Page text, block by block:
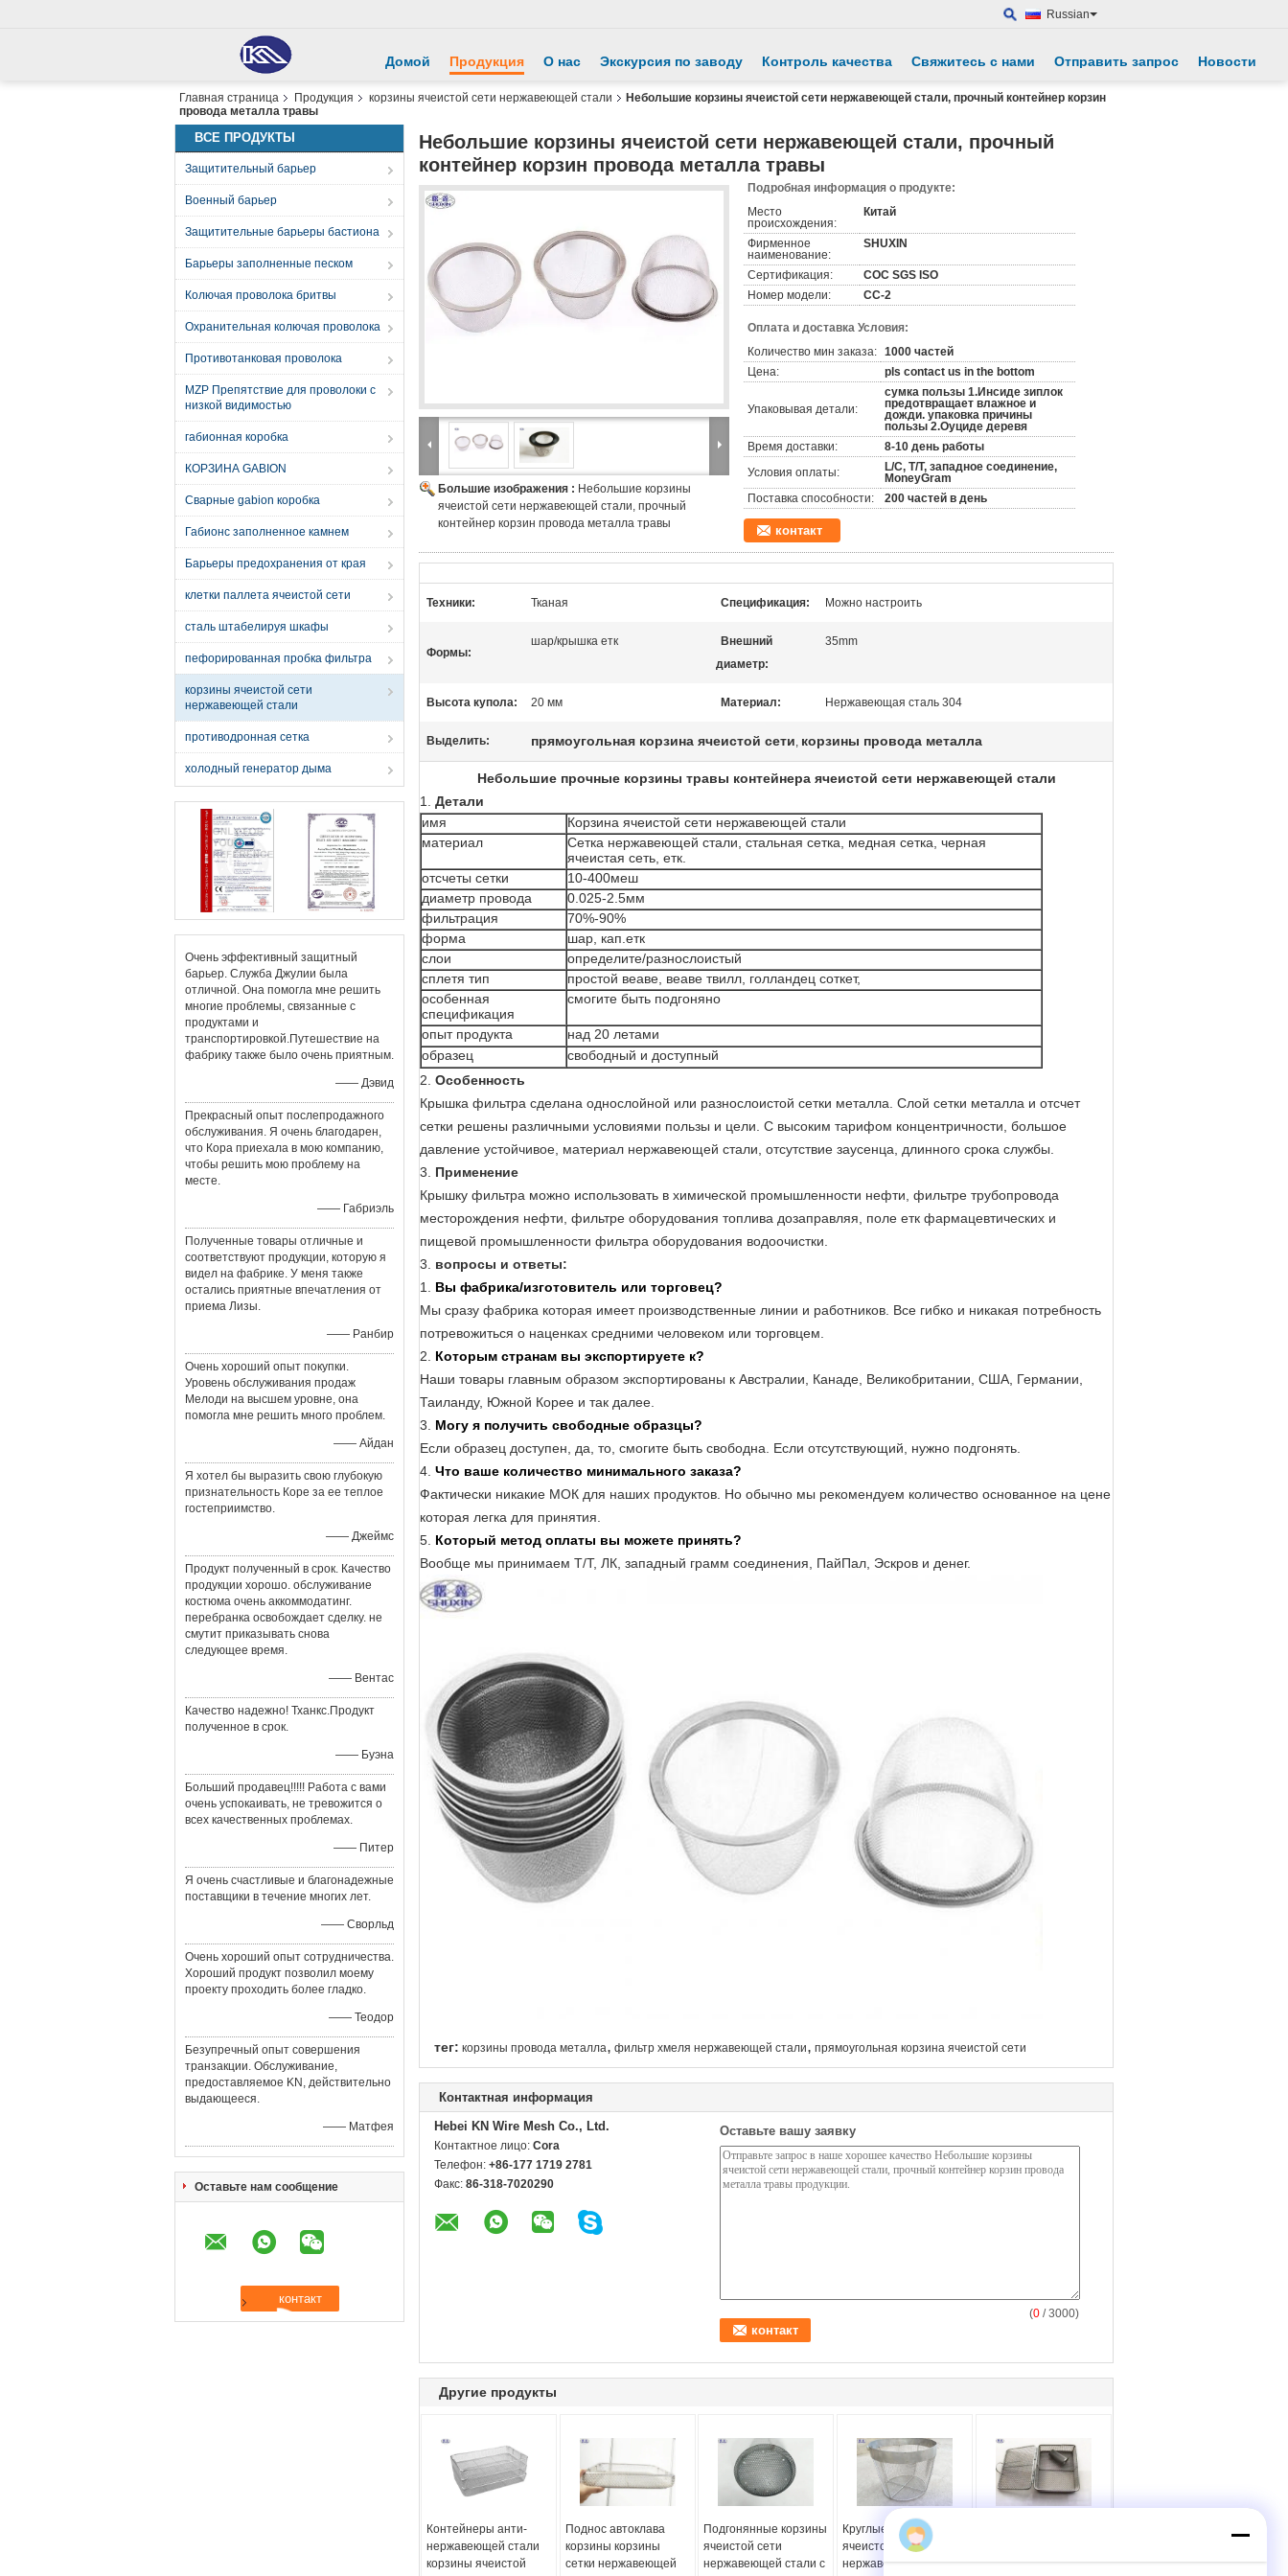
Russian
Домой Продукция О нас Экскурсия по заводу Контроль качества Свяжитесь с нами Отправить запрос Новости
Главная страница Продукция корзины ячеистой сети нержавеющей стали
Небольшие корзины ячеистой сети нержавеющей стали, прочный контейнер корзин
провода металла травы
ВСЕ ПРОДУКТЫ
Защитительный барьер
Военный барьер
Защитительные барьеры бастиона
Барьеры заполненные песком
Колючая проволока бритвы
Охранительная колючая проволока
Противотанковая проволока
MZP Препятствие для проволоки с
низкой видимостью
габионная коробка
КОРЗИНА GABION
Сварные gabion коробка
Габионс заполненное камнем
Барьеры предохранения от края
клетки паллета ячеистой сети
сталь штабелируя шкафы
пефорированная пробка фильтра
корзины ячеистой сети
нержавеющей стали
противодронная сетка
холодный генератор дыма
Очень эффективный защитный
барьер. Служба Джулии была
отличной. Она помогла мне решить
многие проблемы, связанные с
продуктами и
транспортировкой.Путешествие на
фабрику также было очень приятным.
—— Дэвид
Прекрасный опыт послепродажного
обслуживания. Я очень благодарен,
что Кора приехала в мою компанию,
чтобы решить мою проблему на
месте.
—— Габриэль
Полученные товары отличные и
соответствуют продукции, которую я
видел на фабрике. У меня также
остались приятные впечатления от
приема Лизы.
—— Ранбир
Очень хороший опыт покупки.
Уровень обслуживания продаж
Мелоди на высшем уровне, она
помогла мне решить много проблем.
—— Айдан
Я хотел бы выразить свою глубокую
признательность Коре за ее теплое
гостеприимство.
—— Джеймс
Продукт полученный в срок. Качество
продукции хорошо. обслуживание
костюма очень аккоммодатинг.
перебранка освобождает сделку. не
смутит приказывать снова
следующее время.
—— Вентас
Качество надежно! Тханкс.Продукт
полученное в срок.
—— Буэна
Больший продавец!!!!! Работа с вами
очень успокаивать, не тревожится о
всех качественных проблемах.
—— Питер
Я очень счастливые и благонадежные
поставщики в течение многих лет.
—— Сворльд
Очень хороший опыт сотрудничества.
Хороший продукт позволил моему
проекту проходить более гладко.
—— Теодор
Безупречный опыт совершения
транзакции. Обслуживание,
предоставляемое KN, действительно
выдающееся.
—— Матфея
Оставьте нам сообщение
Небольшие корзины ячеистой сети нержавеющей стали, прочный
контейнер корзин провода металла травы
Большие изображения : Небольшие корзины
ячеистой сети нержавеющей стали, прочный
контейнер корзин провода металла травы
Подробная информация о продукте:
Место
происхождения:
Китай
Фирменное
наименование:
SHUXIN
Сертификация:
COC SGS ISO
Номер модели:
СС-2
Оплата и доставка Условия:
Количество мин заказа: 1000 частей
Цена:
pls contact us in the bottom
Упаковывая детали:
сумка пользы 1.Инсиде зиплок
предотвращает влажное и
дожди. упаковка причины
пользы 2.Оуциде деревя
Время доставки:
8-10 день работы
Условия оплаты:
L/C, T/T, западное соединение,
MoneyGram
Поставка способности:
200 частей в день
контакт
Техники: Тканая Спецификация: Можно настроить
Формы:
шар/крышка етк
Внешний
диаметр:
35mm
Высота купола: 20 мм Материал: Нержавеющая сталь 304
Выделить: прямоугольная корзина ячеистой сети, корзины провода металла
Небольшие прочные корзины травы контейнера ячеистой сети нержавеющей стали
1. Детали
имя
Корзина ячеистой сети нержавеющей стали
материал
Сетка нержавеющей стали, стальная сетка, медная сетка, черная
ячеистая сеть, етк.
отсчеты сетки
10-400меш
диаметр провода
0.025-2.5мм
фильтрация
70%-90%
форма
шар, кап.етк
слои
определите/разнослоистый
сплетя тип
простой веаве, веаве твилл, голландец соткет,
особенная
спецификация
смогите быть подгоняно
опыт продукта
над 20 летами
образец
свободный и доступный
2. Особенность
Крышка фильтра сделана однослойной или разнослоистой сетки металла. Слой сетки металла и отсчет
сетки решены различными условиями пользы и цели. С высоким тарифом концентричности, большое
давление устойчивое, материал нержавеющей стали, отсутствие заусенца, длинного срока службы.
3. Применение
Крышку фильтра можно использовать в химической промышленности нефти, фильтре трубопровода
месторождения нефти, фильтре оборудования топлива дозаправляя, поле етк фармацевтических и
пищевой промышленности фильтра оборудования водоочистки.
3. вопросы и ответы:
1. Вы фабрика/изготовитель или торговец?
Мы сразу фабрика которая имеет производственные линии и работников. Все гибко и никакая потребность
потревожиться о наценках средними человеком или торговцем.
2. Которым странам вы экспортируете к?
Наши товары главным образом экспортированы к Австралии, Канаде, Великобритании, США, Германии,
Таиланду, Южной Корее и так далее.
3. Могу я получить свободные образцы?
Если образец доступен, да, то, смогите быть свободна. Если отсутствующий, нужно подгонять.
4. Что ваше количество минимального заказа?
Фактически никакие МОК для наших продуктов. Но обычно мы рекомендуем количество основанное на цене
которая легка для принятия.
5. Который метод оплаты вы можете принять?
Вообще мы принимаем Т/Т, ЛК, западный грамм соединения, ПайПал, Эскров и денег.
тег: корзины провода металла, фильтр хмеля нержавеющей стали, прямоугольная корзина ячеистой сети
Контактная информация
Hebei KN Wire Mesh Co., Ltd.
Контактное лицо: Cora
Телефон: +86-177 1719 2781
Факс: 86-318-7020290
Оставьте вашу заявку
(0 / 3000)
Другие продукты
Контейнеры анти-
нержавеющей стали
корзины ячеистой
Поднос автоклава
корзины корзины
сетки нержавеющей
Подгонянные корзины
ячеистой сети
нержавеющей стали с
Круглые корзины
ячеистой сети
нержавеющей стали,
стали стерилизации,